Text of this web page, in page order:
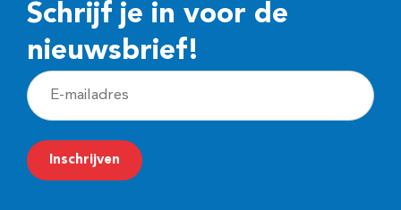
Schrijf je in voor de
nieuwsbrief!
E
-
m
a
Inschrijven